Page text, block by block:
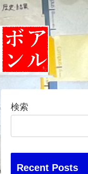
検索
Recent Posts